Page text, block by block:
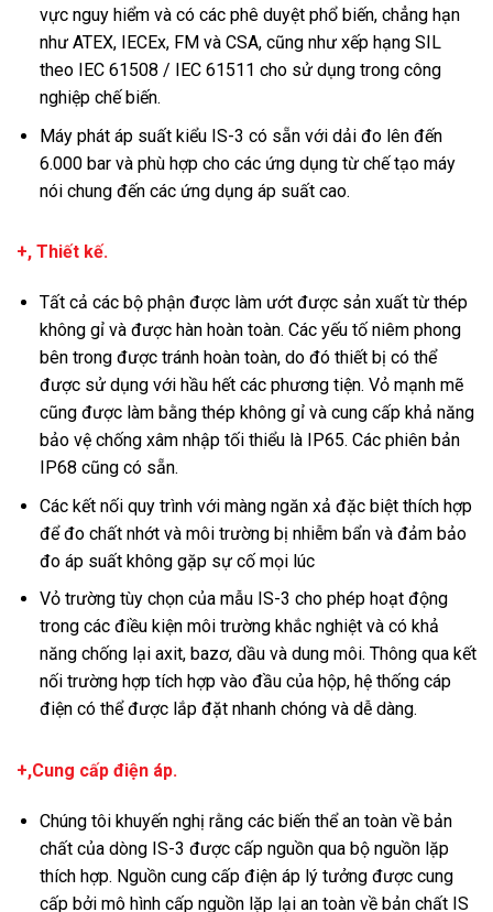
vực nguy hiểm và có các phê duyệt phổ biến, chẳng hạn
như ATEX, IECEx, FM và CSA, cũng như xếp hạng SIL
theo IEC 61508 / IEC 61511 cho sử dụng trong công
nghiệp chế biến.
Máy phát áp suất kiểu IS-3 có sẵn với dải đo lên đến
6.000 bar và phù hợp cho các ứng dụng từ chế tạo máy
nói chung đến các ứng dụng áp suất cao.
+, Thiết kế.
Tất cả các bộ phận được làm ướt được sản xuất từ thép
không gỉ và được hàn hoàn toàn. Các yếu tố niêm phong
bên trong được tránh hoàn toàn, do đó thiết bị có thể
được sử dụng với hầu hết các phương tiện. Vỏ mạnh mẽ
cũng được làm bằng thép không gỉ và cung cấp khả năng
bảo vệ chống xâm nhập tối thiểu là IP65. Các phiên bản
IP68 cũng có sẵn.
Các kết nối quy trình với màng ngăn xả đặc biệt thích hợp
để đo chất nhớt và môi trường bị nhiễm bẩn và đảm bảo
đo áp suất không gặp sự cố mọi lúc
Vỏ trường tùy chọn của mẫu IS-3 cho phép hoạt động
trong các điều kiện môi trường khắc nghiệt và có khả
năng chống lại axit, bazơ, dầu và dung môi. Thông qua kết
nối trường hợp tích hợp vào đầu của hộp, hệ thống cáp
điện có thể được lắp đặt nhanh chóng và dễ dàng.
+,Cung cấp điện áp.
Chúng tôi khuyến nghị rằng các biến thể an toàn về bản
chất của dòng IS-3 được cấp nguồn qua bộ nguồn lặp
thích hợp. Nguồn cung cấp điện áp lý tưởng được cung
cấp bởi mô hình cấp nguồn lặp lại an toàn về bản chất IS